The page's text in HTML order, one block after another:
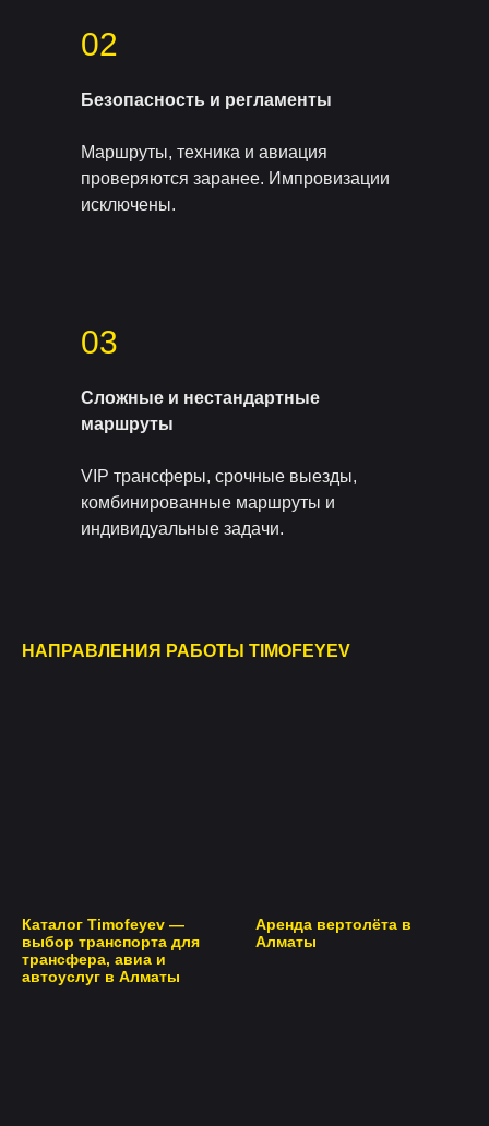
02
03
Безопасность и регламенты
Маршруты, техника и авиация
проверяются заранее. Импровизации
исключены.
Сложные и нестандартные
маршруты
VIP трансферы, срочные выезды,
комбинированные маршруты и
индивидуальные задачи.
НАПРАВЛЕНИЯ РАБОТЫ TIMOFEYEV
Каталог Timofeyev —
выбор транспорта для
трансфера, авиа и
автоуслуг в Алматы
Аренда вертолёта в
Алматы